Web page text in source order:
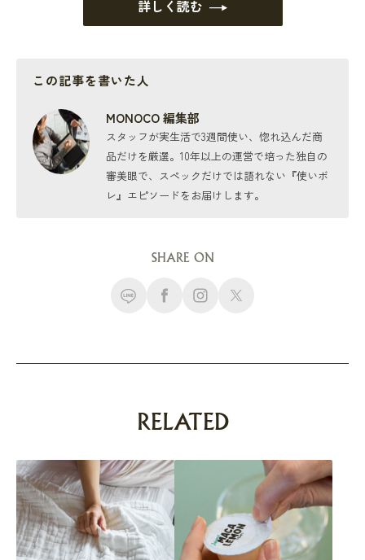
詳しく読む
この記事を書いた人
MONOCO 編集部
スタッフが実生活で3週間使い、惚れ込んだ商
品だけを厳選。10年以上の運営で培った独自の
審美眼で、スペックだけでは語れない『使いボ
レ』エピソードをお届けします。
SHARE ON
RELATED